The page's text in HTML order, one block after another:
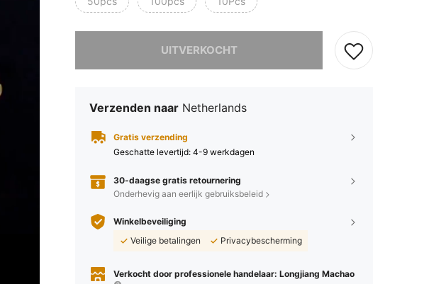
UITVERKOCHT
Verzenden naar Netherlands
Gratis verzending
Geschatte levertijd: 4-9 werkdagen
30-daagse gratis retournering
Onderhevig aan eerlijk gebruiksbeleid
Winkelbeveiliging
Veilige betalingen
Privacybescherming
Verkocht door professionele handelaar: Longjiang Machao